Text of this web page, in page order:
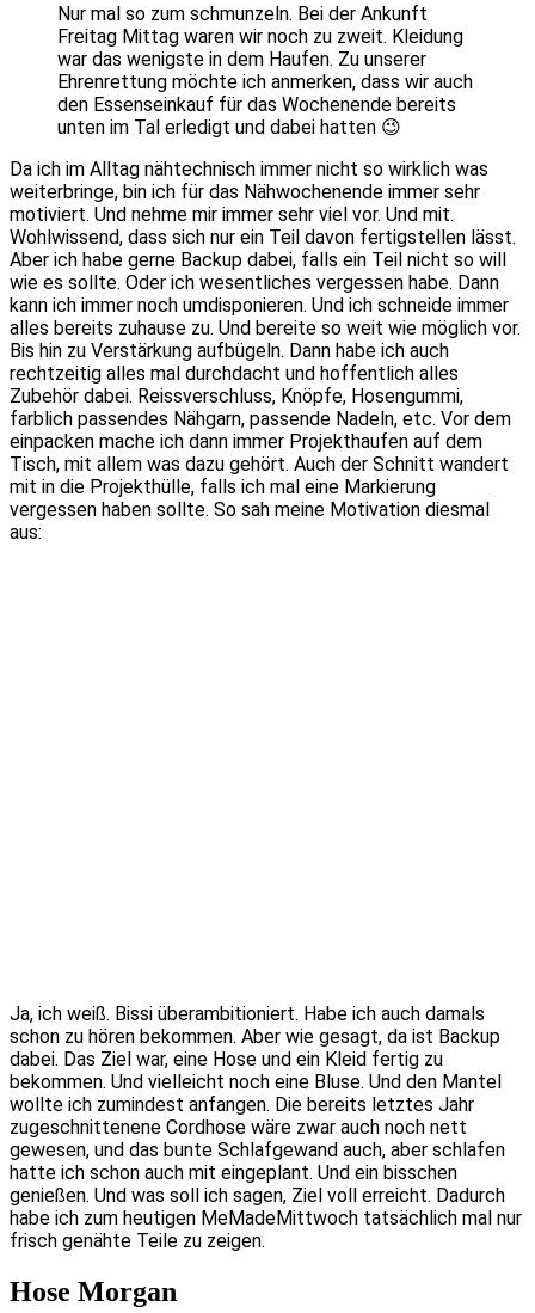
Nur mal so zum schmunzeln. Bei der Ankunft
Freitag Mittag waren wir noch zu zweit. Kleidung
war das wenigste in dem Haufen. Zu unserer
Ehrenrettung möchte ich anmerken, dass wir auch
den Essenseinkauf für das Wochenende bereits
unten im Tal erledigt und dabei hatten 😉
Da ich im Alltag nähtechnisch immer nicht so wirklich was
weiterbringe, bin ich für das Nähwochenende immer sehr
motiviert. Und nehme mir immer sehr viel vor. Und mit.
Wohlwissend, dass sich nur ein Teil davon fertigstellen lässt.
Aber ich habe gerne Backup dabei, falls ein Teil nicht so will
wie es sollte. Oder ich wesentliches vergessen habe. Dann
kann ich immer noch umdisponieren. Und ich schneide immer
alles bereits zuhause zu. Und bereite so weit wie möglich vor.
Bis hin zu Verstärkung aufbügeln. Dann habe ich auch
rechtzeitig alles mal durchdacht und hoffentlich alles
Zubehör dabei. Reissverschluss, Knöpfe, Hosengummi,
farblich passendes Nähgarn, passende Nadeln, etc. Vor dem
einpacken mache ich dann immer Projekthaufen auf dem
Tisch, mit allem was dazu gehört. Auch der Schnitt wandert
mit in die Projekthülle, falls ich mal eine Markierung
vergessen haben sollte. So sah meine Motivation diesmal
aus:
Ja, ich weiß. Bissi überambitioniert. Habe ich auch damals
schon zu hören bekommen. Aber wie gesagt, da ist Backup
dabei. Das Ziel war, eine Hose und ein Kleid fertig zu
bekommen. Und vielleicht noch eine Bluse. Und den Mantel
wollte ich zumindest anfangen. Die bereits letztes Jahr
zugeschnittenene Cordhose wäre zwar auch noch nett
gewesen, und das bunte Schlafgewand auch, aber schlafen
hatte ich schon auch mit eingeplant. Und ein bisschen
genießen. Und was soll ich sagen, Ziel voll erreicht. Dadurch
habe ich zum heutigen MeMadeMittwoch tatsächlich mal nur
frisch genähte Teile zu zeigen.
Hose Morgan